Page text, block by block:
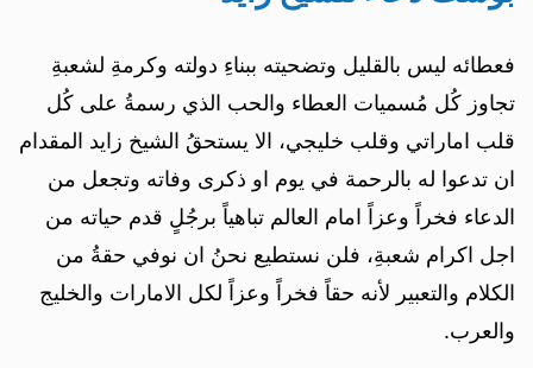
فعطائه ليس بالقليل وتضحيته ببناءِ دولته وكرمةِ لشعبةِ
تجاوز كُل مُسميات العطاء والحب الذي رسمةُ على كُل
قلب اماراتي وقلب خليجي، الا يستحقُ الشيخ زايد المقدام
ان تدعوا له بالرحمة في يوم او ذكرى وفاته وتجعل من
الدعاء فخراً وعزاً امام العالم تباهياً برجُلٍ قدم حياته من
اجل اكرام شعبةِ، فلن نستطيع نحنُ ان نوفي حقةُ من
الكلام والتعبير لأنه حقاً فخراً وعزاً لكل الامارات والخليج
والعرب.